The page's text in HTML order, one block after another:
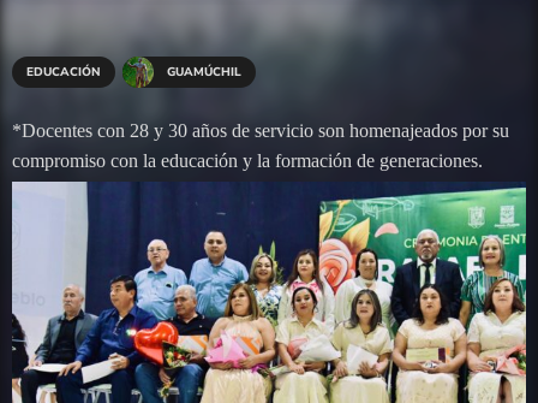
EDUCACIÓN GUAMÚCHIL
*Docentes con 28 y 30 años de servicio son homenajeados por su
compromiso con la educación y la formación de generaciones.